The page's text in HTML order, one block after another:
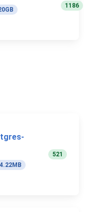
1186
521